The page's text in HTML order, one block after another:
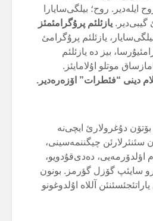
ایلەدیر. روح؛ بیلگی‌سایارا
گیبی‌دیر. یازئلئم پرۇگرامئمئز
یازئلئم پرۇگرامئ
بیز دە یازئلئم
موتلو اۇلامایئز.
دینی “فئطرات” اۆزەرەدیر.
دۇغرولارئ ایچی‌نە
سئنئرلارئن چیگننمەسینی،
اؤلدۆرمەیی، دەدی‌قۇدویو،
سایئپ گۆزل گؤرمز. بونون
آللاە اۇلدوغونو